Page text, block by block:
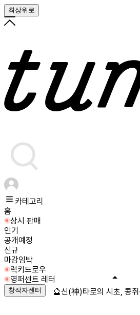
최상위로
카테고리
홈
상시 판매
인기
공개예정
신규
마감임박
럭키드로우
영퍼센트 레터
창작자센터 🔮신(神)타로의 시초, 콩